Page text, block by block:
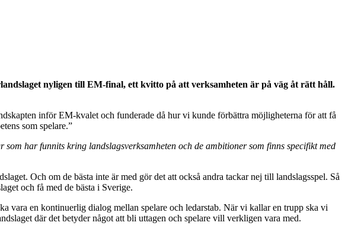
nyligen till EM-final, ett kvitto på att verksamheten är på väg åt rätt håll.
inför EM-kvalet och funderade då hur vi kunde förbättra möjligheterna för att få
som spelare.”
har funnits kring landslagsverksamheten och de ambitioner som finns specifikt med
Och om de bästa inte är med gör det att också andra tackar nej till landslagsspel. Så
och få med de bästa i Sverige.
vara en kontinuerlig dialog mellan spelare och ledarstab. När vi kallar en trupp ska vi
där det betyder något att bli uttagen och spelare vill verkligen vara med.